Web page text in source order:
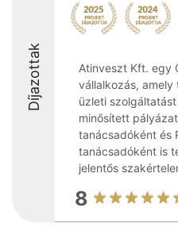
Díjazottak
Atinveszt Kft. egy
vállalkozás,
üzleti
minősített
tanácsadóként és
tanácsadóként is
jelentős
8